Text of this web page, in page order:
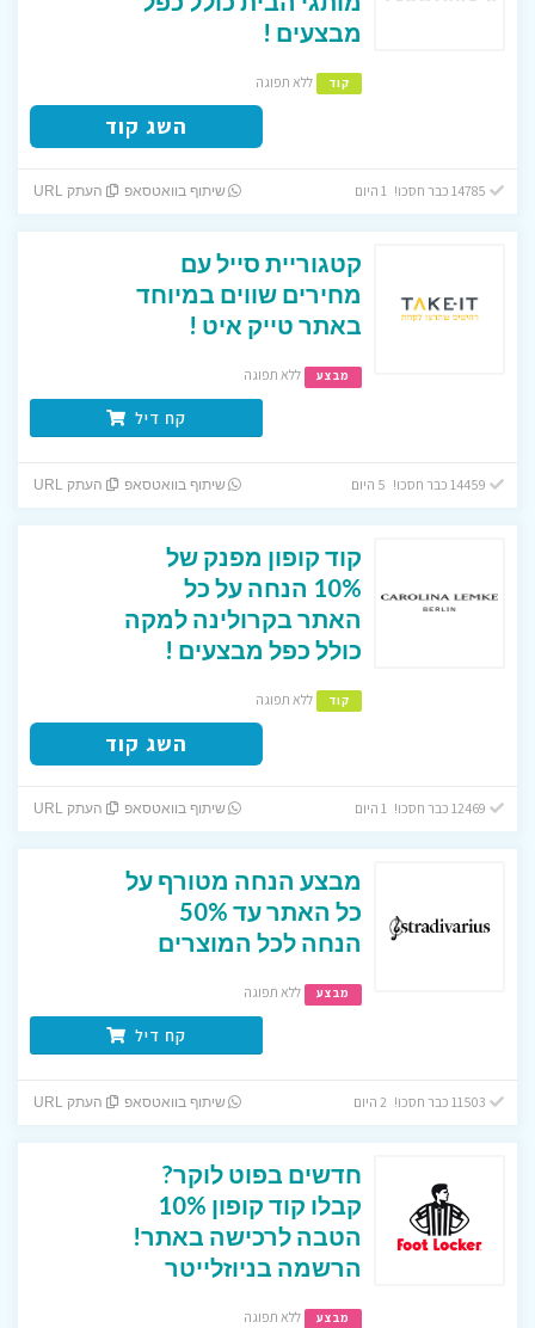
מבצעים !
קוד ללא תפוגה
השג קוד
שיתוף בוואטסאפ העתק URL
קטגוריית סייל עם
מחירים שווים במיוחד
באתר טייק איט !
מבצע ללא תפוגה
קח דיל
שיתוף בוואטסאפ העתק URL
קוד קופון מפנק של
10% הנחה על כל
האתר בקרולינה למקה
כולל כפל מבצעים !
קוד ללא תפוגה
השג קוד
שיתוף בוואטסאפ העתק URL
מבצע הנחה מטורף על
כל האתר עד 50%
הנחה לכל המוצרים
מבצע ללא תפוגה
קח דיל
שיתוף בוואטסאפ העתק URL
חדשים בפוט לוקר?
קבלו קוד קופון 10%
הטבה לרכישה באתר!
הרשמה בניוזלייטר
מבצע ללא תפוגה